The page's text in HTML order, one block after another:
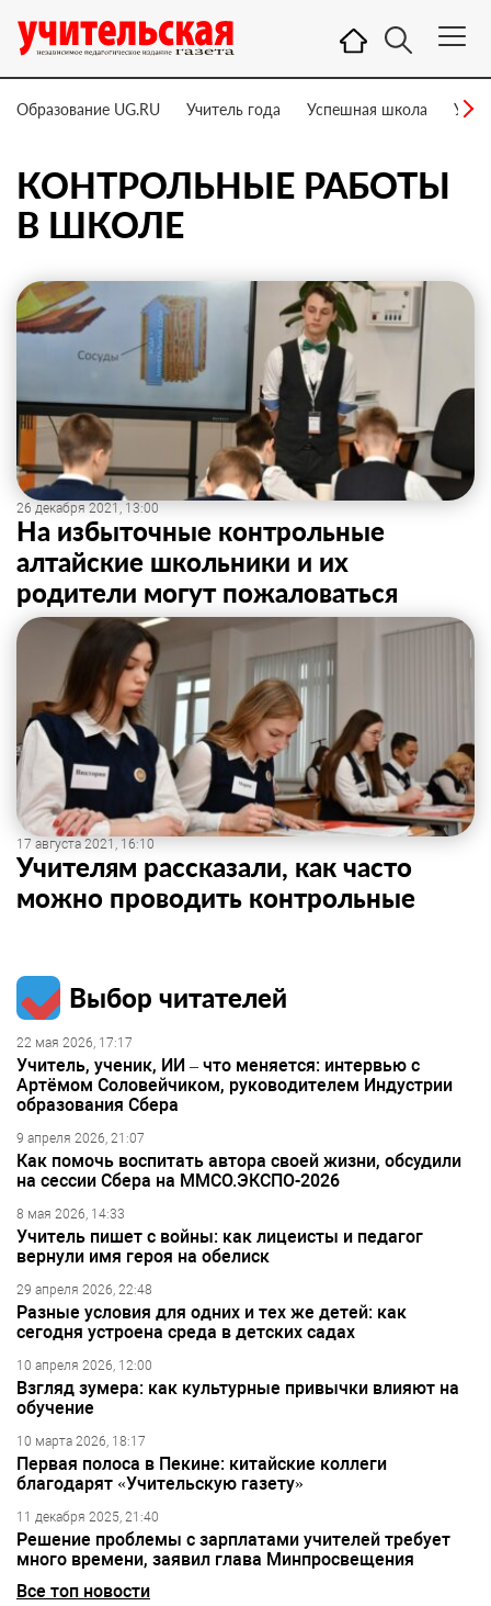
Образование UG.RU Учитель года Успешная школа
КОНТРОЛЬНЫЕ РАБОТЫ
В ШКОЛЕ
26 декабря 2021, 13:00
На избыточные контрольные
алтайские школьники и их
родители могут пожаловаться
17 августа 2021, 16:10
Учителям рассказали, как часто
можно проводить контрольные
Выбор читателей
22 мая 2026, 17:17
Учитель, ученик, ИИ – что меняется: интервью с
Артёмом Соловейчиком, руководителем Индустрии
образования Сбера
9 апреля 2026, 21:07
Как помочь воспитать автора своей жизни, обсудили
на сессии Сбера на ММСО.ЭКСПО-2026
8 мая 2026, 14:33
Учитель пишет с войны: как лицеисты и педагог
вернули имя героя на обелиск
29 апреля 2026, 22:48
Разные условия для одних и тех же детей: как
сегодня устроена среда в детских садах
10 апреля 2026, 12:00
Взгляд зумера: как культурные привычки влияют на
обучение
10 марта 2026, 18:17
Первая полоса в Пекине: китайские коллеги
благодарят «Учительскую газету»
11 декабря 2025, 21:40
Решение проблемы с зарплатами учителей требует
много времени, заявил глава Минпросвещения
Все топ новости